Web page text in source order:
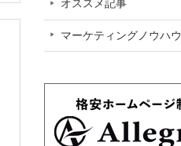
オススメ記事
マーケティングノウハウ